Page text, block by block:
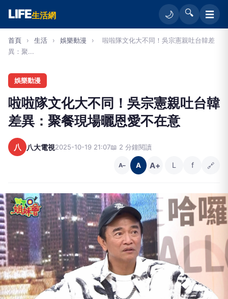
LIFE生活網 🌙 🔍 ☰
首頁 › 生活 › 娛樂動漫 ›
啦啦隊文化大不同！吳宗憲親吐台韓差
異：聚...
娛樂動漫
啦啦隊文化大不同！吳宗憲親吐台韓
差異：聚餐現場曬恩愛不在意
八 八大電視2025-10-19 21:07📖 2 分鐘閱讀
A− A A+ L f 🔗